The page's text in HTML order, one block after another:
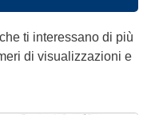
ti interessano di più
di visualizzazioni e